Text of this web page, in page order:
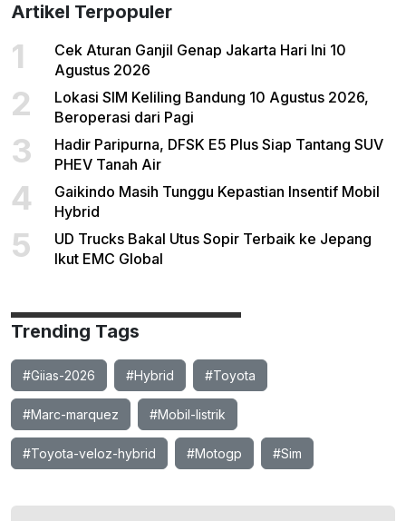
Artikel Terpopuler
1
Cek Aturan Ganjil Genap Jakarta Hari Ini 10
Agustus 2026
2
Lokasi SIM Keliling Bandung 10 Agustus 2026,
Beroperasi dari Pagi
3
Hadir Paripurna, DFSK E5 Plus Siap Tantang SUV
PHEV Tanah Air
4
Gaikindo Masih Tunggu Kepastian Insentif Mobil
Hybrid
5
UD Trucks Bakal Utus Sopir Terbaik ke Jepang
Ikut EMC Global
Trending Tags
#Giias-2026 #Hybrid #Toyota
#Marc-marquez #Mobil-listrik
#Toyota-veloz-hybrid #Motogp #Sim